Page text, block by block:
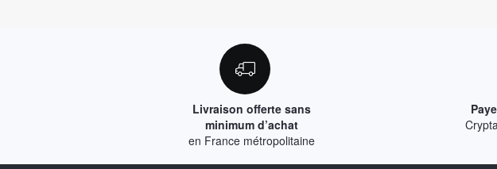
Livraison offerte sans
minimum d’achat
en France métropolitaine